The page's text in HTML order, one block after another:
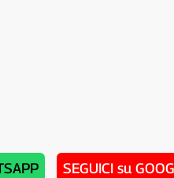
SEGUICI su